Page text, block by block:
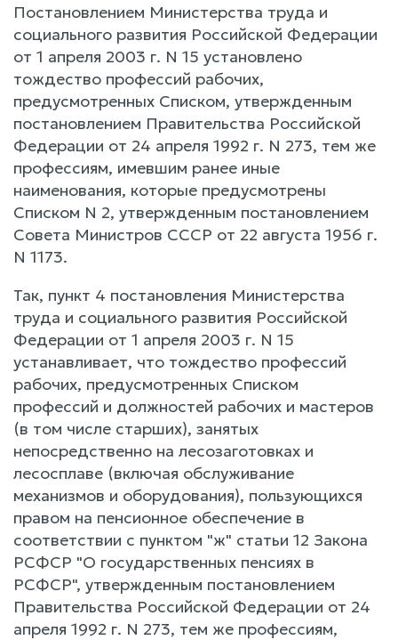
Постановлением Министерства труда и
социального развития Российской Федерации
от 1 апреля 2003 г. N 15 установлено
тождество профессий рабочих,
предусмотренных Списком, утвержденным
постановлением Правительства Российской
Федерации от 24 апреля 1992 г. N 273, тем же
профессиям, имевшим ранее иные
наименования, которые предусмотрены
Списком N 2, утвержденным постановлением
Совета Министров СССР от 22 августа 1956 г.
N 1173.
Так, пункт 4 постановления Министерства
труда и социального развития Российской
Федерации от 1 апреля 2003 г. N 15
устанавливает, что тождество профессий
рабочих, предусмотренных Списком
профессий и должностей рабочих и мастеров
(в том числе старших), занятых
непосредственно на лесозаготовках и
лесосплаве (включая обслуживание
механизмов и оборудования), пользующихся
правом на пенсионное обеспечение в
соответствии с пунктом "ж" статьи 12 Закона
РСФСР "О государственных пенсиях в
РСФСР", утвержденным постановлением
Правительства Российской Федерации от 24
апреля 1992 г. N 273, тем же профессиям,